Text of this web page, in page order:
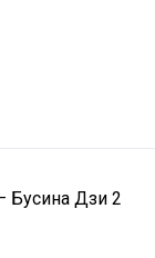
Бусина Дзи 2